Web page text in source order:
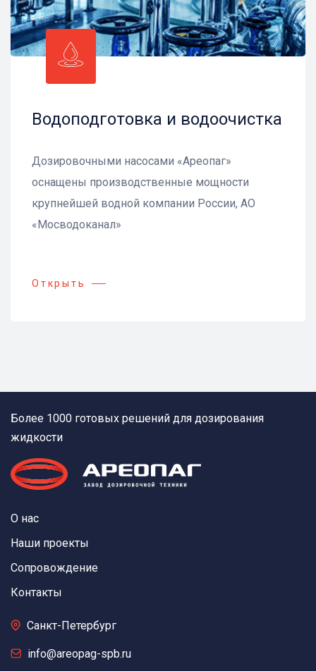
Водоподготовка и водоочистка
Дозировочными насосами «Ареопаг»
оснащены производственные мощности
крупнейшей водной компании России, АО
«Мосводоканал»
Открыть
Более 1000 готовых решений для дозирования
жидкости
О нас
Наши проекты
Сопровождение
Контакты
Санкт-Петербург
info@areopag-spb.ru